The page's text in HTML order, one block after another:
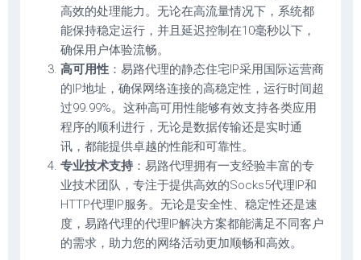
高效的处理能力。无论在高流量情况下，系统都
能保持稳定运行，并且延迟控制在10毫秒以下，
确保用户体验流畅。
高可用性 ：易路代理的静态住宅IP采用国际运营商
的IP地址，确保网络连接的高稳定性，运行时间超
过99.99%。这种高可用性能够有效支持各类应用
程序的顺利进行，无论是数据传输还是实时通
讯，都能提供卓越的性能和可靠性。
专业技术支持：易路代理拥有一支经验丰富的专
业技术团队，专注于提供高效的Socks5代理IP和
HTTP代理IP服务。无论是安全性、稳定性还是速
度，易路代理的代理IP解决方案都能满足不同客户
的需求，助力您的网络活动更加顺畅和高效。